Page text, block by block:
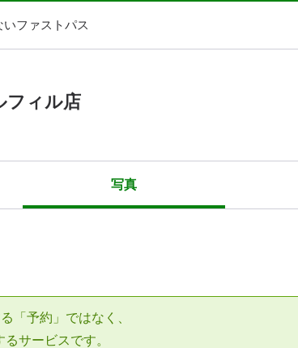
ファストパス
フィル店
写真
「予約」ではなく、
サービスです。